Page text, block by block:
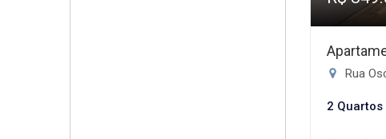
Rua
2 Quartos